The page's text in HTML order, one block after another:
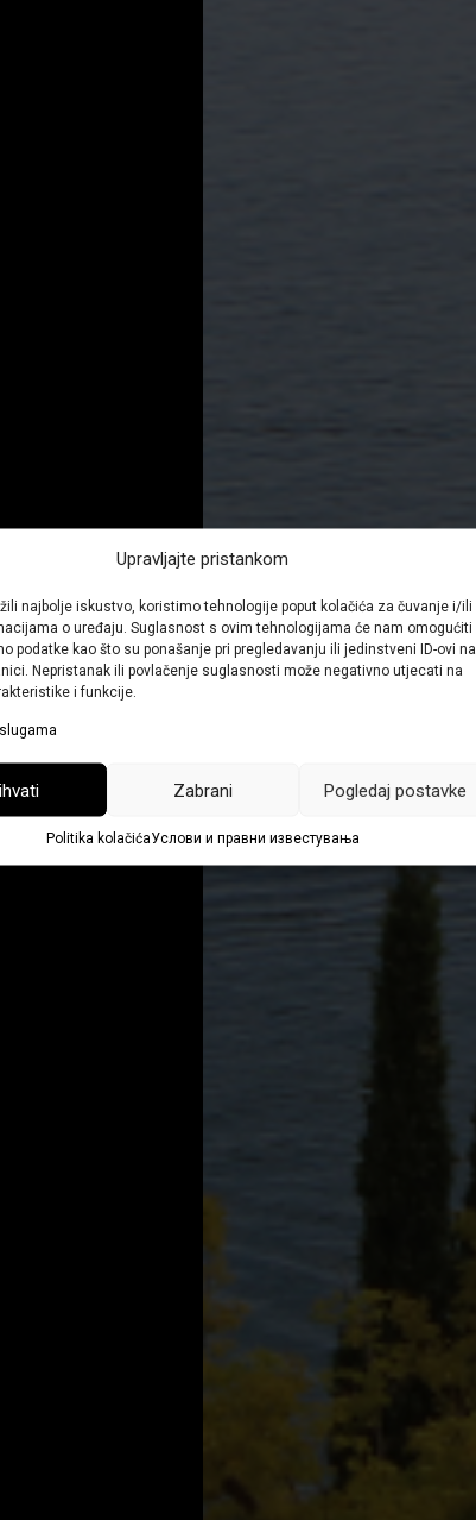
Upravljajte pristankom
najbolje iskustvo, koristimo tehnologije poput kolačića za čuvanje i/ili
o uređaju. Suglasnost s ovim tehnologijama će nam omogućiti
podatke kao što su ponašanje pri pregledavanju ili jedinstveni ID-ovi na
Nepristanak ili povlačenje suglasnosti može negativno utjecati na
i funkcije.
Zabrani Pogledaj postavke
Politika kolačićaУслови и правни известувања